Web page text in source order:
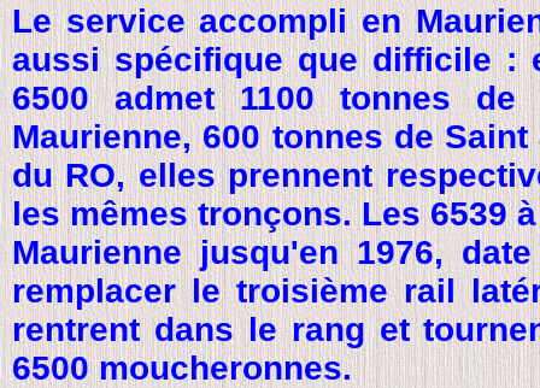
Le service accompli en
aussi spécifique que difficile :
6500 admet 1100 tonnes
Maurienne, 600 tonnes de
du RO, elles prennent
les mêmes tronçons. Les 6539
Maurienne jusqu'en 1976,
remplacer le troisième rail
rentrent dans le rang et
6500 moucheronnes.